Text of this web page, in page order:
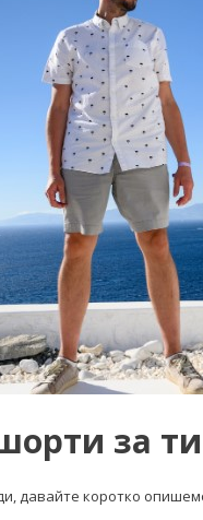
за
давайте коротко